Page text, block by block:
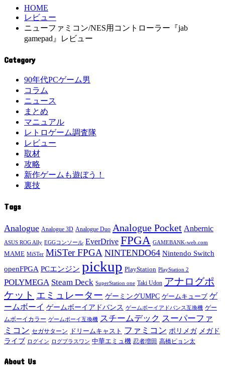
HOME
レビュー
ニューファミコン/NES用コントローラー『jab
gamepad』レビュー
Category
90年代PCゲーム男
コラム
ニュース
まとめ
マニュアル
レトロゲーム調査隊
レビュー
取材
攻略
新作ゲームも遊ぼう！
裏技
Tags
Analogue Analogue 3D Analogue Duo Analogue Pocket Anbernic
ASUS ROG Ally EGGコンソール EverDrive FPGA GAMEBANK-web.com
MAME MiSTer MiSTer FPGA NINTENDO64 Nintendo Switch
openFPGA PCエンジン pickup PlayStation PlayStation 2
POLYMEGA Steam Deck SuperStation one Taki Udon アナログポ
ケット エミュレーター ゲーミングUMPC ゲームキューブ ゲ
ームボーイ ゲームボーイアドバンス ゲームボーイアドバンス互換機 ゲー
ムボーイカラー ゲームボーイ互換機 スチームデック スーパーファ
ミコン セガサターン ドリームキャスト ファミコン ポリメガ メガド
ライブ ログイン ログプラスワン 中華エミュ機 忍者増田 高橋ピョン太
About Us